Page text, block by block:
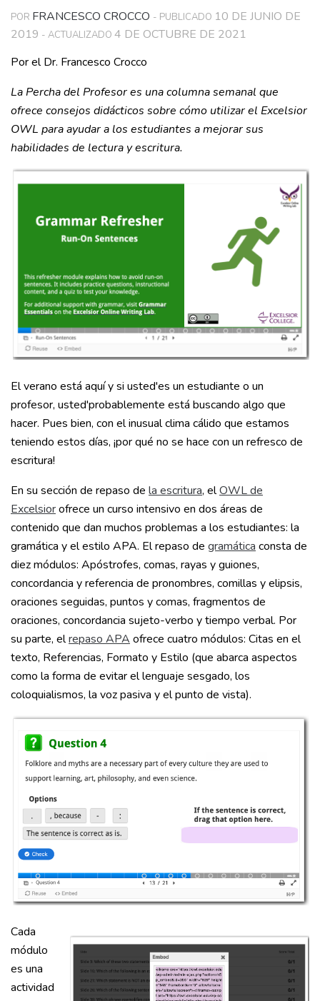
POR FRANCESCO CROCCO - PUBLICADO 10 DE JUNIO DE
2019 - ACTUALIZADO 4 DE OCTUBRE DE 2021
Por el Dr. Francesco Crocco
La Percha del Profesor es una columna semanal que
ofrece consejos didácticos sobre cómo utilizar el Excelsior
OWL para ayudar a los estudiantes a mejorar sus
habilidades de lectura y escritura.
El verano está aquí y si usted'es un estudiante o un
profesor, usted'probablemente está buscando algo que
hacer. Pues bien, con el inusual clima cálido que estamos
teniendo estos días, ¡por qué no se hace con un refresco de
escritura!
En su sección de repaso de la escritura, elOWL de
Excelsiorofrece un curso intensivo en dos áreas de
contenido que dan muchos problemas a los estudiantes: la
gramática y el estilo APA. El repaso de gramática consta de
diez módulos: Apóstrofes, comas, rayas y guiones,
concordancia y referencia de pronombres, comillas y elipsis,
oraciones seguidas, puntos y comas, fragmentos de
oraciones, concordancia sujeto-verbo y tiempo verbal. Por
su parte, elrepaso APA ofrece cuatro módulos: Citas en el
texto, Referencias, Formato y Estilo (que abarca aspectos
como la forma de evitar el lenguaje sesgado, los
coloquialismos, la voz pasiva y el punto de vista).
Cada
módulo
es una
actividad